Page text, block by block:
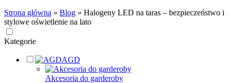
Strona główna » Blog » Halogeny LED na taras – bezpieczeństwo i
stylowe oświetlenie na lato
Kategorie
AGD
Akcesoria do garderoby